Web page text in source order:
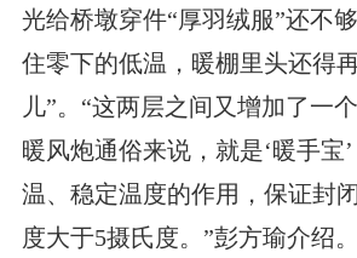
光给桥墩穿件“厚羽绒服”还不
住零下的低温，暖棚里头还得
儿”。“这两层之间又增加了一
暖风炮通俗来说，就是‘暖手宝
温、稳定温度的作用，保证封
度大于5摄氏度。”彭方瑜介绍。